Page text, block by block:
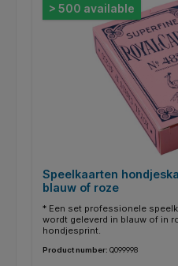
> 500 available
Speelkaarten
blauw of roze
* Een set professionele
wordt geleverd in blauw of in
hondjesprint.
Product number: Q099998